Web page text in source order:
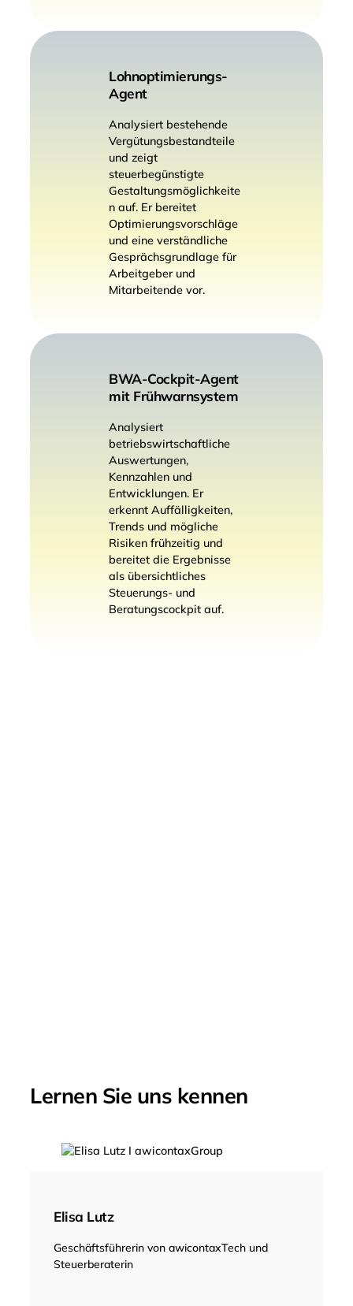
Lohnoptimierungs-
Agent
Analysiert bestehende
Vergütungsbestandteile
und zeigt
steuerbegünstigte
Gestaltungsmöglichkeite
n auf. Er bereitet
Optimierungsvorschläge
und eine verständliche
Gesprächsgrundlage für
Arbeitgeber und
Mitarbeitende vor.
BWA-Cockpit-Agent
mit Frühwarnsystem
Analysiert
betriebswirtschaftliche
Auswertungen,
Kennzahlen und
Entwicklungen. Er
erkennt Auffälligkeiten,
Trends und mögliche
Risiken frühzeitig und
bereitet die Ergebnisse
als übersichtliches
Steuerungs- und
Beratungscockpit auf.
Lernen Sie uns kennen
Elisa Lutz
Geschäftsführerin von awicontaxTech und
Steuerberaterin